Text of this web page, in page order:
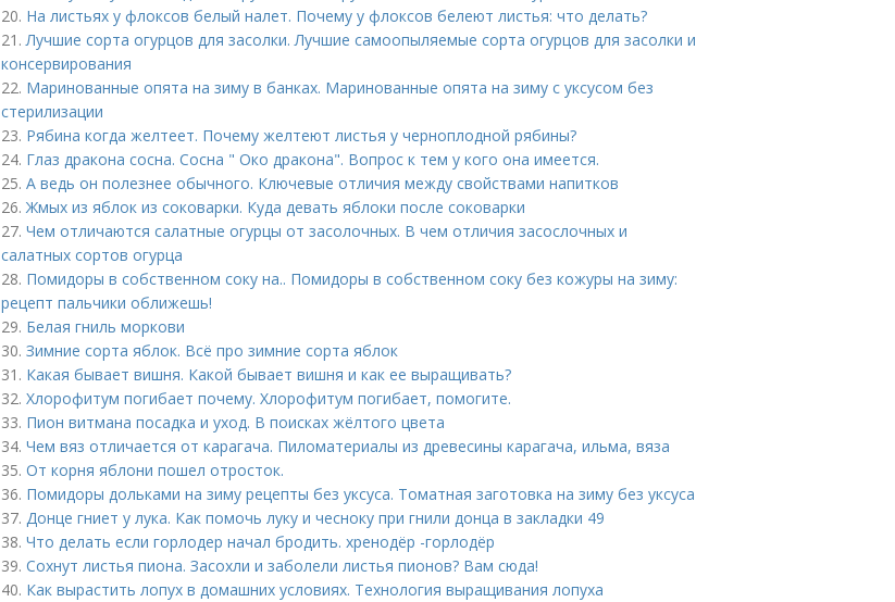
20. На листьях у флоксов белый налет. Почему у флоксов белеют листья: что делать?
21.Лучшие сорта огурцов для засолки. Лучшие самоопыляемые сорта огурцов для засолки и
консервирования
22. Маринованные опята на зиму в банках. Маринованные опята на зиму с уксусом без
стерилизации
23. Рябина когда желтеет. Почему желтеют листья у черноплодной рябины?
24. Глаз дракона сосна. Сосна " Око дракона". Вопрос к тем у кого она имеется.
25. А ведь он полезнее обычного. Ключевые отличия между свойствами напитков
26.Жмых из яблок из соковарки. Куда девать яблоки после соковарки
27. Чем отличаются салатные огурцы от засолочных. В чем отличия засослочных и
салатных сортов огурца
28. Помидоры в собственном соку на.. Помидоры в собственном соку без кожуры на зиму:
рецепт пальчики оближешь!
29. Белая гниль моркови
30. Зимние сорта яблок. Всё про зимние сорта яблок
31. Какая бывает вишня. Какой бывает вишня и как ее выращивать?
32. Хлорофитум погибает почему. Хлорофитум погибает, помогите.
33. Пион витмана посадка и уход. В поисках жёлтого цвета
34. Чем вяз отличается от карагача. Пиломатериалы из древесины карагача, ильма, вяза
35. От корня яблони пошел отросток.
36. Помидоры дольками на зиму рецепты без уксуса. Томатная заготовка на зиму без уксуса
37. Донце гниет у лука. Как помочь луку и чесноку при гнили донца в закладки 49
38. Что делать если горлодер начал бродить. хренодёр -горлодёр
39. Сохнут листья пиона. Засохли и заболели листья пионов? Вам сюда!
40. Как вырастить лопух в домашних условиях. Технология выращивания лопуха